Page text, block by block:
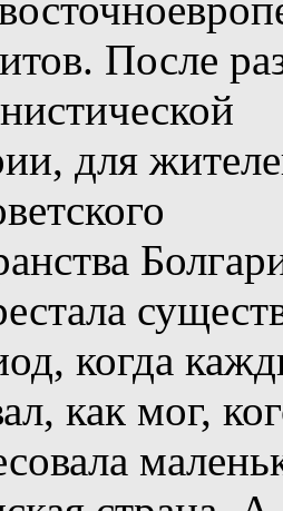
После
для
когда
как мог,